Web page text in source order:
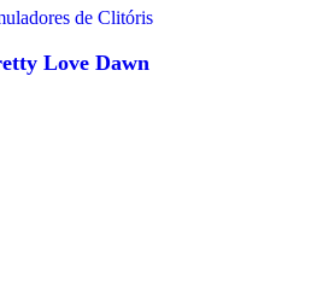
de Clitóris
Love Dawn